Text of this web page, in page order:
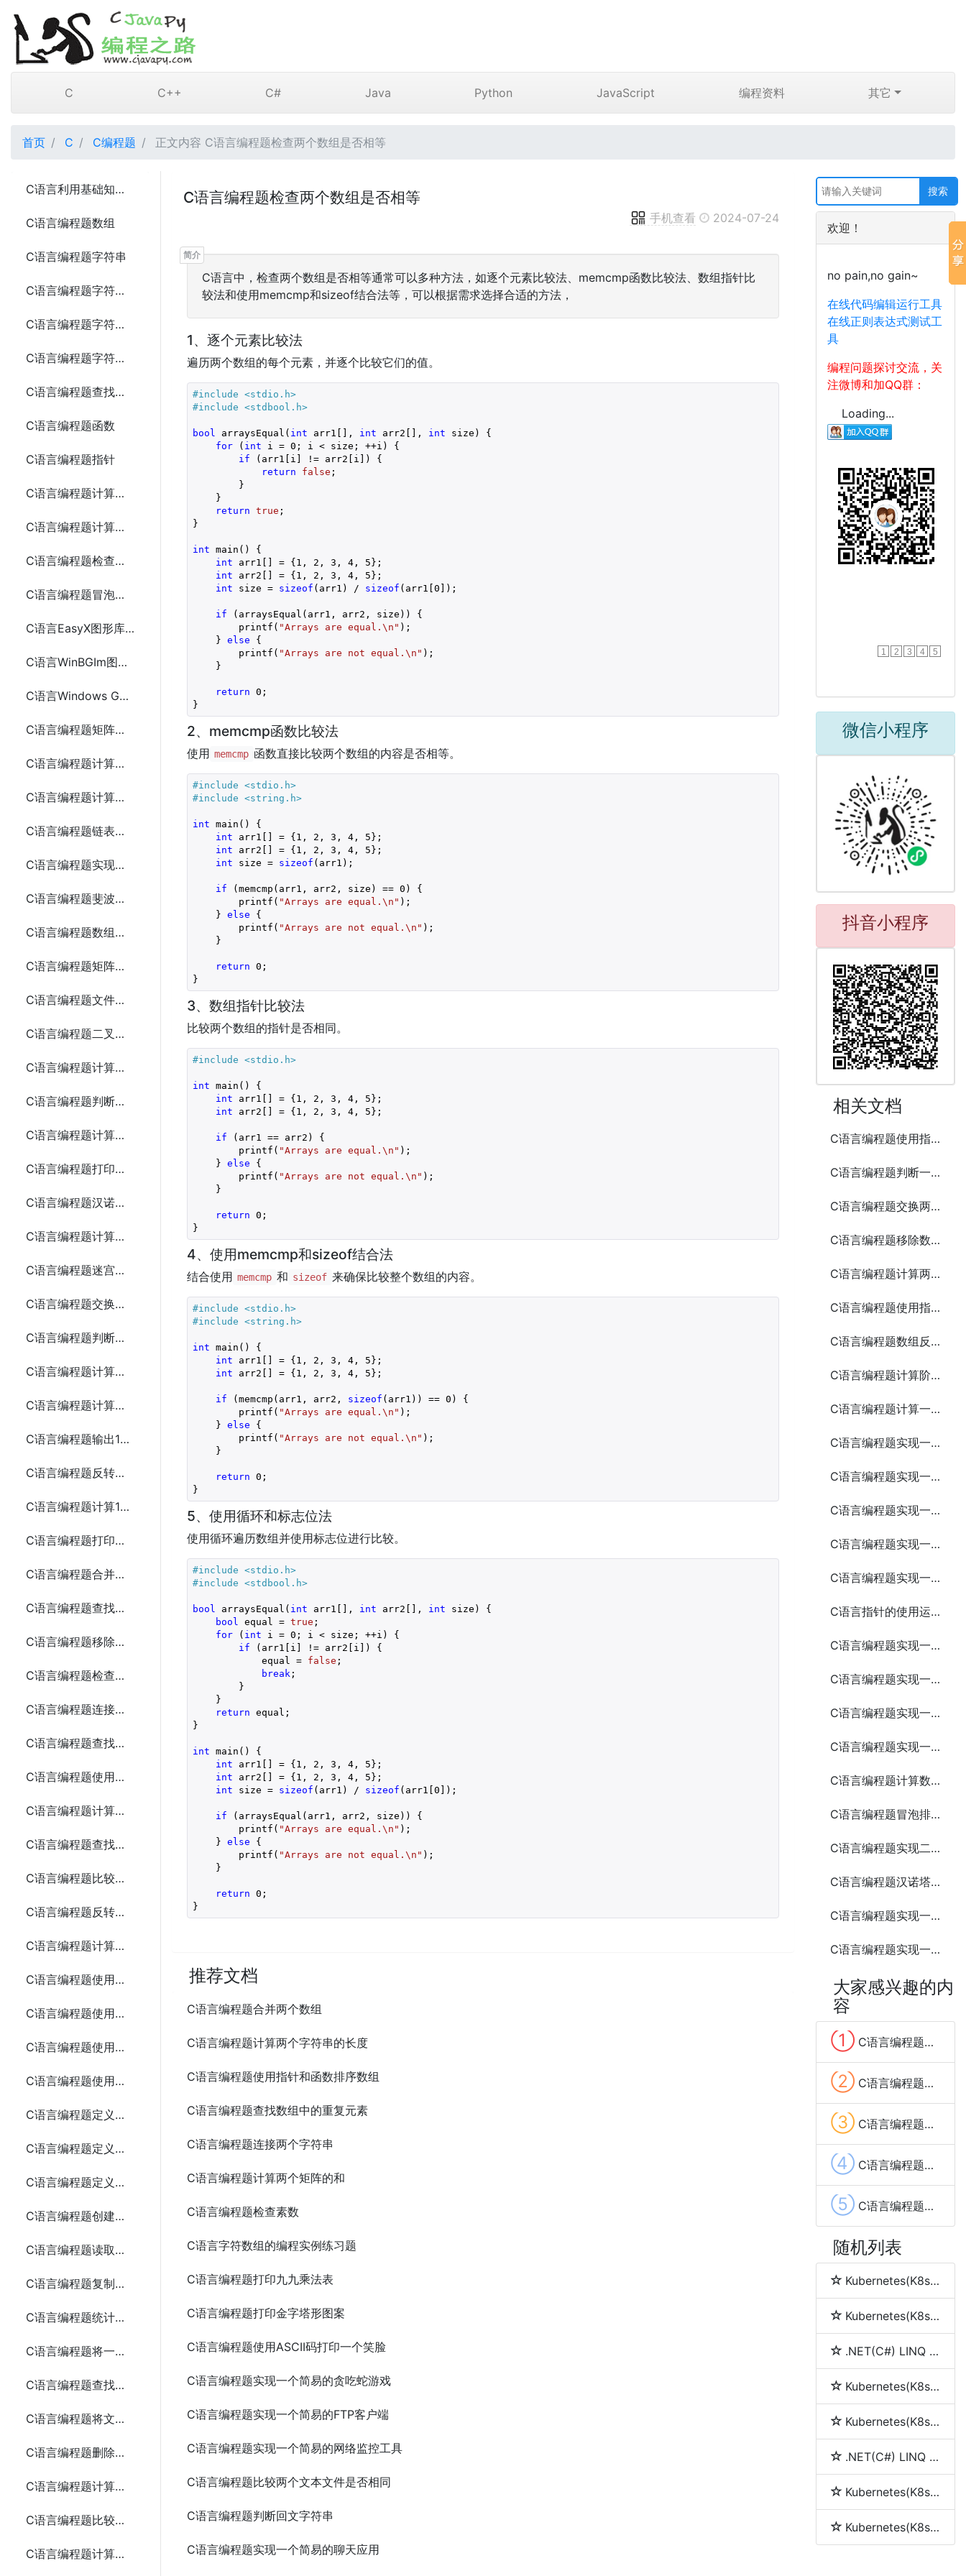
C C++ C# Java Python JavaScript 编程资料 其它
首页 C C编程题 正文内容 C语言编程题检查两个数组是否相等
C语言利用基础知识实现编程题计算器3种写法
C语言编程题数组
C语言编程题字符串
C语言编程题字符串比较的4种方法
C语言编程题字符串连接3种方法
C语言编程题字符串反转5种方法
C语言编程题查找子字符串5种方法
C语言编程题函数
C语言编程题指针
C语言编程题计算数组的平均值6种方法
C语言编程题计算阶乘5种方法
C语言编程题检查素数
C语言编程题冒泡排序
C语言EasyX图形库实现圆盘时钟
C语言WinBGIm图形库实现圆盘时钟
C语言Windows GDI实现圆盘时钟
C语言编程题矩阵乘法
C语言编程题计算数组中的最大和最小值5种方法
C语言编程题计算两个字符串的长度
C语言编程题链表的创建和遍历
C语言编程题实现二分查找
C语言编程题斐波那契数列
C语言编程题数组反转
C语言编程题矩阵加法
C语言编程题文件复制
C语言编程题二叉树遍历
C语言编程题计算最大公约数
C语言编程题判断回文字符串
C语言编程题计算两个数的和、差、积、商
C语言编程题打印九九乘法表
C语言编程题汉诺塔问题
C语言编程题计算逆波兰表达式
C语言编程题迷宫求解
C语言编程题交换两个变量的值
C语言编程题判断一个年份是否为闰年
C语言编程题计算从1到n的自然数之和
C语言编程题计算一个整数的各位数字之和
C语言编程题输出1到100之间的所有素数
C语言编程题反转一个整数
C语言编程题计算1到n的所有偶数之和
C语言编程题打印金字塔形图案
C语言编程题合并两个数组
C语言编程题查找数组中的重复元素
C语言编程题移除数组中的重复元素
C语言编程题检查两个数组是否相等
C语言编程题连接两个字符串
C语言编程题查找一个字符串中的所有元音字母
C语言编程题使用指针交换两个变量的值
C语言编程题计算数组元素的和（使用指针）
C语言编程题查找数组中的最大值（使用指针）
C语言编程题比较两个字符串（使用指针）
C语言编程题反转一个字符串（使用指针）
C语言编程题计算动态分配内存存储n个整数的和
C语言编程题使用指针和函数计算两个整数的最大公约数
C语言编程题使用指针和函数实现字符串的连接
C语言编程题使用指针和函数查找字符串中的字符
C语言编程题使用指针和函数排序数组
C语言编程题定义时间、学生和复数结构体
C语言编程题定义矩形、日期和员工结构体
C语言编程题定义点、书籍、三角形和汽车结构体
C语言编程题创建并写入文本文件
C语言编程题读取文本文件并输出其内容
C语言编程题复制一个文本文件的内容到另一个文件
C语言编程题统计文本文件中的字符、单词和行数
C语言编程题将一段文本追加到现有文件的末尾
C语言编程题查找文本文件中的某个单词
C语言编程题将文本文件中的所有字母转换为大写
C语言编程题删除文本文件中的所有空行
C语言编程题计算二进制文件中的整数之和
C语言编程题比较两个文本文件是否相同
C语言编程题计算两个矩阵的和
C语言编程题检查两个数组是否相等
手机查看 2024-07-24
C语言中，检查两个数组是否相等通常可以多种方法，如逐个元素比较法、memcmp函数比较法、数组指针比
较法和使用memcmp和sizeof结合法等，可以根据需求选择合适的方法，
1、逐个元素比较法
遍历两个数组的每个元素，并逐个比较它们的值。
#include <stdio.h>
#include <stdbool.h>
bool arraysEqual( int arr1[], int arr2[], int size) {
for ( int i = 0 ; i < size; ++i) {
if (arr1[i] != arr2[i]) {
return
false ;
        }
    }
return true ;
}
int main() {
int arr1[] = {1 , 2 , 3 , 4, 5};
int arr2[] = {1 , 2 , 3 , 4, 5};
int size = sizeof (arr1) / sizeof (arr1[0 ]);
if (arraysEqual(arr1, arr2, size)) {
        printf(
"Arrays are equal.\n" );
    }
else {
        printf(
"Arrays are not equal.\n" );
    }
return 0 ;
2、memcmp函数比较法
使用 memcmp 函数直接比较两个数组的内容是否相等。
#include <stdio.h>
#include <string.h>
int main() {
int arr1[] = {1 , 2 , 3 , 4, 5};
int arr2[] = {1 , 2 , 3 , 4, 5};
int size = sizeof (arr1);
if (memcmp(arr1, arr2, size) == 0 ) {
        printf(
"Arrays are equal.\n" );
    }
else {
        printf(
"Arrays are not equal.\n" );
    }
return 0 ;
3、数组指针比较法
比较两个数组的指针是否相同。
#include <stdio.h>
int main() {
int arr1[] = {1 , 2 , 3 , 4, 5};
int arr2[] = {1 , 2 , 3 , 4, 5};
if (arr1 == arr2) {
        printf(
"Arrays are equal.\n" );
    }
else {
        printf(
"Arrays are not equal.\n" );
    }
return 0 ;
4、使用memcmp和sizeof结合法
结合使用 memcmp 和 sizeof 来确保比较整个数组的内容。
#include <stdio.h>
#include <string.h>
int main() {
int arr1[] = {1 , 2 , 3 , 4, 5};
int arr2[] = {1 , 2 , 3 , 4, 5};
if (memcmp(arr1, arr2, sizeof (arr1)) == 0 ) {
        printf(
"Arrays are equal.\n" );
    }
else {
        printf(
"Arrays are not equal.\n" );
    }
return 0 ;
5、使用循环和标志位法
使用循环遍历数组并使用标志位进行比较。
#include <stdio.h>
#include <stdbool.h>
bool arraysEqual( int arr1[], int arr2[], int size) {
bool
equal = true ;
for ( int i = 0 ; i < size; ++i) {
if (arr1[i] != arr2[i]) {
            equal =
false ;
break ;
        }
    }
return equal;
}
int main() {
int arr1[] = {1 , 2 , 3 , 4, 5};
int arr2[] = {1 , 2 , 3 , 4, 5};
int size = sizeof (arr1) / sizeof (arr1[0 ]);
if (arraysEqual(arr1, arr2, size)) {
        printf(
"Arrays are equal.\n" );
    }
else {
        printf(
"Arrays are not equal.\n" );
    }
return 0 ;
}
推荐文档
C语言编程题合并两个数组
C语言编程题计算两个字符串的长度
C语言编程题使用指针和函数排序数组
C语言编程题查找数组中的重复元素
C语言编程题连接两个字符串
C语言编程题计算两个矩阵的和
C语言编程题检查素数
C语言字符数组的编程实例练习题
C语言编程题打印九九乘法表
C语言编程题打印金字塔形图案
C语言编程题使用ASCII码打印一个笑脸
C语言编程题实现一个简易的贪吃蛇游戏
C语言编程题实现一个简易的FTP客户端
C语言编程题实现一个简易的网络监控工具
C语言编程题比较两个文本文件是否相同
C语言编程题判断回文字符串
C语言编程题实现一个简易的聊天应用
欢迎！
no pain,no gain~
在线代码编辑运行工具
在线正则表达式测试工
具
编程问题探讨交流，关
注微博和加QQ群：
Loading...
1 2 3 4 5
微信小程序
抖音小程序
相关文档
C语言编程题使用指针和函数排序数组
C语言编程题判断一个年份是否为闰年
C语言编程题交换两个变量的值
C语言编程题移除数组中的重复元素
C语言编程题计算两个矩阵的乘积
C语言编程题使用指针交换两个变量的值
C语言编程题数组反转
C语言编程题计算阶乘5种方法
C语言编程题计算一个整数的各位数字之和
C语言编程题实现一个简易的电话簿
C语言编程题实现一个简易的猜数字游戏
C语言编程题实现一个简易的打砖块游戏
C语言编程题实现一个简易的邮件发送工具
C语言编程题实现一个简易的网络抓包工具
C语言指针的使用运算与数组相关编程实例
C语言编程题实现一个简易的日历应用
C语言编程题实现一个简易的井字棋游戏
C语言编程题实现一个简易的数独游戏
C语言编程题实现一个简易的网络爬虫
C语言编程题计算数组元素的和（使用指针）
C语言编程题冒泡排序
C语言编程题实现二分查找
C语言编程题汉诺塔问题
C语言编程题实现一个简易的文件传输工具
C语言编程题实现一个简易的端口扫描工具
大家感兴趣的内
容
① C语言编程题计算一个整数的各位数字之和
② C语言编程题计算数组中的最大和最小值5种方法
③ C语言编程题计算数组的平均值6种方法
④ C语言编程题计算阶乘5种方法
⑤ C语言编程题计算1到n的所有偶数之和
随机列表
Kubernetes(K8s) namespace(命名空间)
Kubernetes(K8s) node(节点)
.NET(C#) LINQ 简介
Kubernetes(K8s) service(服务)
Kubernetes(K8s) pod
.NET(C#) LINQ 中join、into、let和group by的使用
Kubernetes(K8s) Replication Controller(RC)
Kubernetes(K8s) Replica Set (RS)